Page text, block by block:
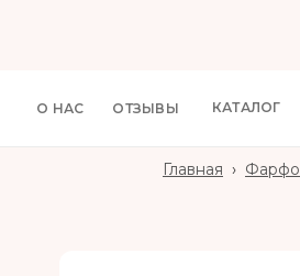
О НАС ОТЗЫВЫ КАТАЛОГ
Главная ›